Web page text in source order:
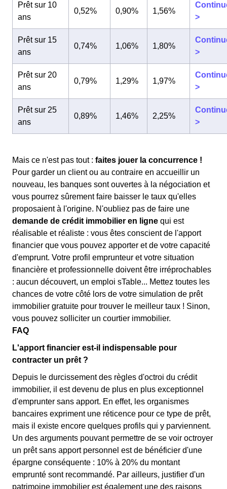
Prêt sur 10
ans
0,52% 0,90% 1,56%
>
Prêt sur 15
ans
0,74% 1,06% 1,80%
>
Prêt sur 20
ans
0,79% 1,29% 1,97%
>
Prêt sur 25
ans
0,89% 1,46% 2,25%
>
Mais ce n'est pas tout : faites jouer la concurrence !
Pour garder un client ou au contraire en accueillir un
nouveau, les banques sont ouvertes à la négociation et
vous pourrez sûrement faire baisser le taux qu'elles
proposaient à l'origine. N'oubliez pas de faire une
demande de crédit immobilier en ligne qui est
réalisable et réaliste : vous êtes conscient de l'apport
financier que vous pouvez apporter et de votre capacité
d'emprunt. Votre profil emprunteur et votre situation
financière et professionnelle doivent être irréprochables
: aucun découvert, un emploi sTable... Mettez toutes les
chances de votre côté lors de votre simulation de prêt
immobilier gratuite pour trouver le meilleur taux ! Sinon,
vous pouvez solliciter un courtier immobilier.
FAQ
L'apport financier est-il indispensable pour
contracter un prêt ?
Depuis le durcissement des règles d'octroi du crédit
immobilier, il est devenu de plus en plus exceptionnel
d'emprunter sans apport. En effet, les organismes
bancaires expriment une réticence pour ce type de prêt,
mais il existe encore quelques profils qui y parviennent.
Un des arguments pouvant permettre de se voir octroyer
un prêt sans apport personnel est de bénéficier d'une
épargne conséquente : 10% à 20% du montant
emprunté sont recommandé. Par ailleurs, justifier d'un
patrimoine immobilier est également une des raisons